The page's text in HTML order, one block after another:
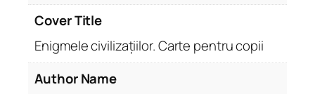
a
Cover Title
Enigmele civilizațiilor. Carte pentru copii
Author Name